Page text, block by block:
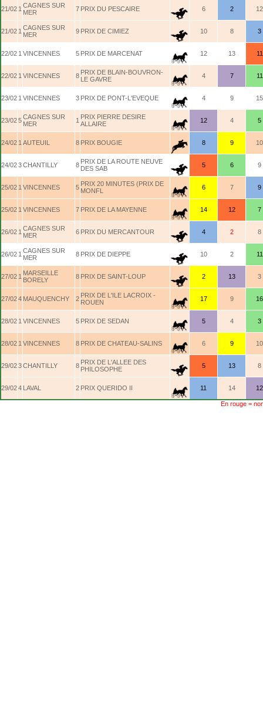
21/02 1 CAGNES SUR
MER
7 PRIX DU PESCAIRE 6 2 12
21/02 1 CAGNES SUR
MER
9 PRIX DE CIMIEZ 10 8 3
22/02 1 VINCENNES 5 PRIX DE MARCENAT 12 13 11
22/02 1 VINCENNES 8 PRIX DE BLAIN-BOUVRON-
LE GAVRE
4 7 11
23/02 1 VINCENNES 3 PRIX DE PONT-L'EVEQUE 4 9 15
23/025CAGNES SUR
MER
1 PRIX PIERRE DESIRE
ALLAIRE
12 4 5
24/02 1 AUTEUIL 8 PRIX BOUGIE 8 9 10
24/023CHANTILLY 8 PRIX DE LA ROUTE NEUVE
DES SAB
5 6 9
25/02 1 VINCENNES 5 PRIX 20 MINUTES (PRIX DE
MONFL
6 7 9
25/02 1 VINCENNES 7 PRIX DE LA MAYENNE 14 12 7
26/02 1 CAGNES SUR
MER
6 PRIX DU MERCANTOUR 4 2 8
26/02 1 CAGNES SUR
MER
8 PRIX DE DIEPPE 10 2 11
27/02 1 MARSEILLE
BORELY
8 PRIX DE SAINT-LOUP 2 13 3
27/024 MAUQUENCHY 2 PRIX DE L'ILE LACROIX -
ROUEN
17 9 16
28/02 1 VINCENNES 5 PRIX DE SEDAN 5 4 3
28/02 1 VINCENNES 8 PRIX DE CHATEAU-SALINS 6 9 10
29/023CHANTILLY 8 PRIX DE L'ALLEE DES
PHILOSOPHE
5 13 8
29/024 LAVAL 2 PRIX QUERIDO II 11 14 12
En rouge =